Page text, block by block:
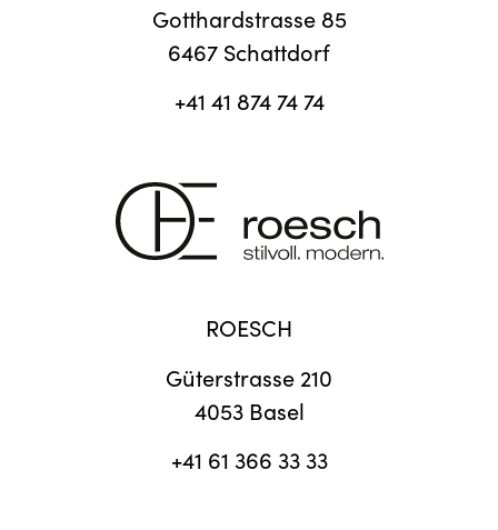
Gotthardstrasse 85
6467 Schattdorf
+41 41 874 74 74
ROESCH
Güterstrasse 210
4053 Basel
+41 61 366 33 33